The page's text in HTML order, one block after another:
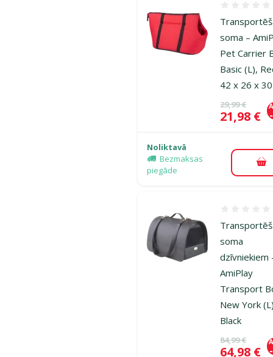
soma –
Pet Carrier
Basic (L),
42 x 26 x
Oriģinālā
29,99 €
Cena
21,98 €
Noliktavā
Bezmaksas
piegāde
soma
dzīvniekiem
AmiPlay
Transport
New York
Black
Oriģinālā
84,99 €
Cena
64,98 €